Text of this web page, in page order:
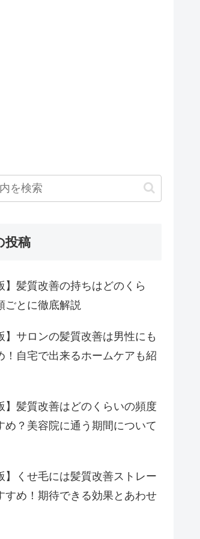
投稿
】髪質改善の持ちはどのくら
ごとに徹底解説
】サロンの髪質改善は男性にも
！自宅で出来るホームケアも紹
】髪質改善はどのくらいの頻度
め？美容院に通う期間について
】くせ毛には髪質改善ストレー
すめ！期待できる効果とあわせ